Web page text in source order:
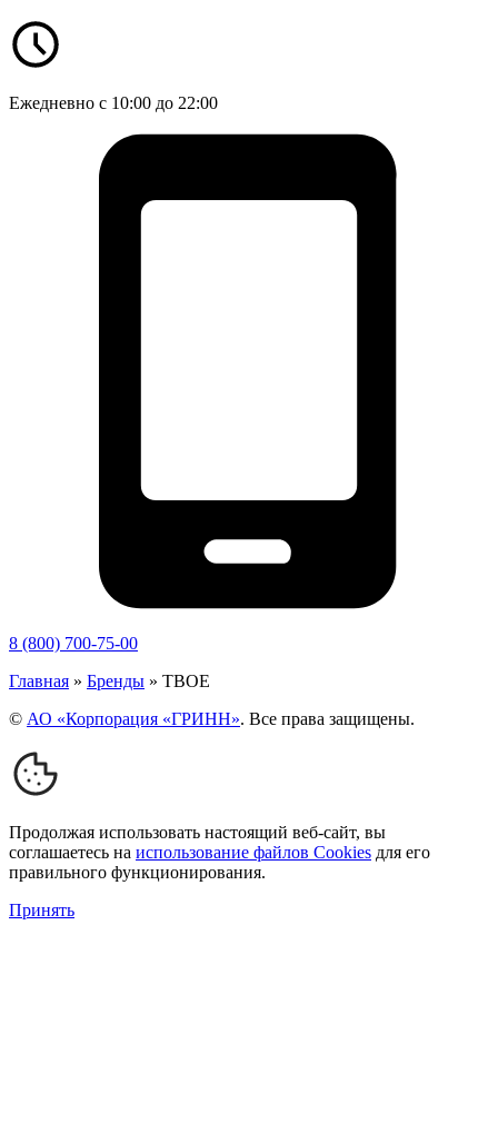
Ежедневно с 10:00 до 22:00
8 (800) 700-75-00
Главная » Бренды » ТВОЕ
© АО «Корпорация «ГРИНН». Все права защищены.
Продолжая использовать настоящий веб-сайт, вы
соглашаетесь на использование файлов Cookies для его
правильного функционирования.
Принять